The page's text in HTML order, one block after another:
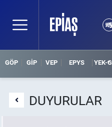
GÖP GİP VEP EPYS YEK-G
DUYURULAR